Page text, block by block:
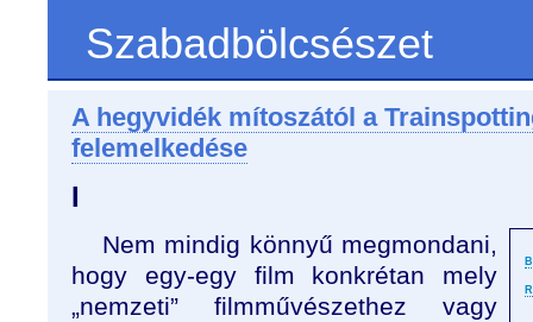
Szabadbölcsészet
A hegyvidék mítoszától a
felemelkedése
I
Nem mindig könnyű megmondani,
hogy egy-egy film konkrétan mely
„nemzeti” filmművészethez vagy